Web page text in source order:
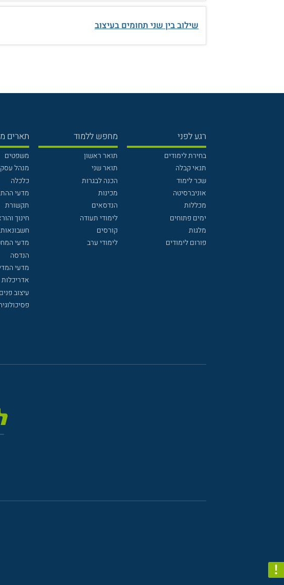
שילוב בין שני תחומים בעיצוב
רגע לפני
בחירת לימודים
תנאי קבלה
שכר לימוד
אוניברסיטה
מכללות
ימים פתוחים
מלגות
פורום לימודים
מחפש ללמוד
תואר ראשון
תואר שני
הכנה לבגרות
מכינות
הנדסאים
לימודי תעודה
קורסים
לימודי ערב
תארים
משפטים
מנהל
כלכלה
מדעי
תקשורת
חינוך
חשבונאות
מדעי
הנדסה
מדעי
אדריכלות
עיצוב פנים